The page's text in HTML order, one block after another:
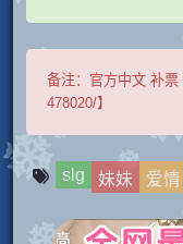
备注： 官方中文 补
478020/】
slg 妹妹 爱情